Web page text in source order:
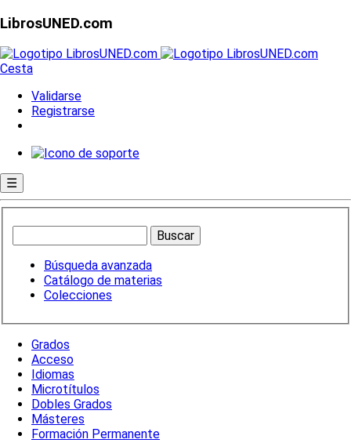
LibrosUNED.com
Cesta
Validarse
Registrarse
☰
Búsqueda avanzada
Catálogo de materias
Colecciones
Grados
Acceso
Idiomas
Microtítulos
Dobles Grados
Másteres
Formación Permanente